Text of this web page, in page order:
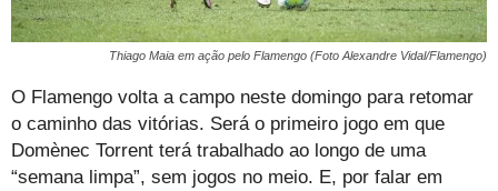
Thiago Maia em ação pelo Flamengo (Foto Alexandre Vidal/Flamengo)
O Flamengo volta a campo neste domingo para retomar
o caminho das vitórias. Será o primeiro jogo em que
Domènec Torrent terá trabalhado ao longo de uma
“semana limpa”, sem jogos no meio. E, por falar em